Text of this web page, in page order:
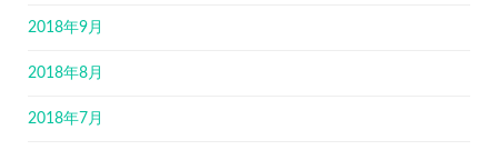
2018年9月
2018年8月
2018年7月